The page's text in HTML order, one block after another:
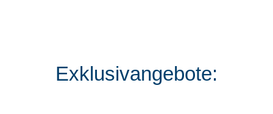
Exklusivangebote: